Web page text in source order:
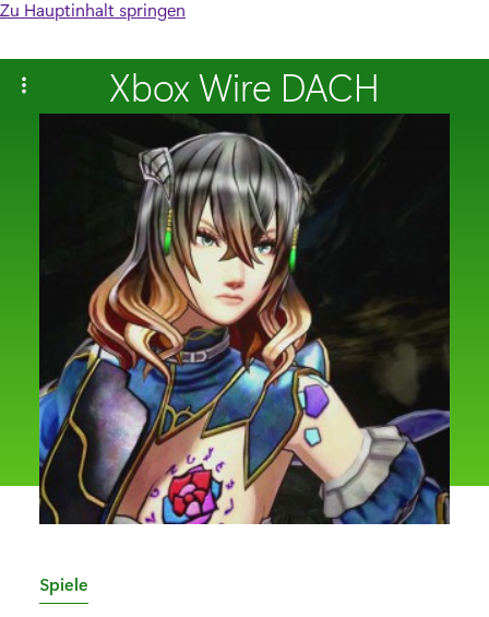
Zu Hauptinhalt springen
Xbox Wire DACH
K
Spiele